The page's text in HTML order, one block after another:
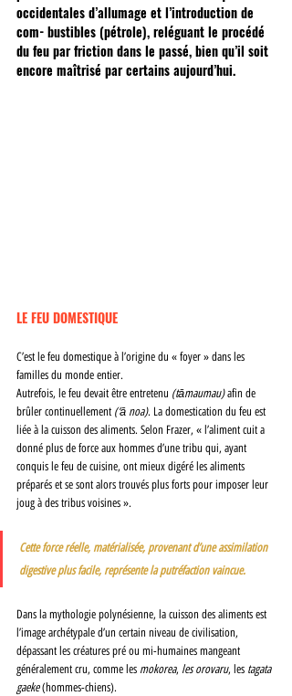
occidentales d’allumage et l’introduction de
com- bustibles (pétrole), reléguant le procédé
du feu par friction dans le passé, bien qu’il soit
encore maîtrisé par certains aujourd’hui.
LE FEU DOMESTIQUE
C’est le feu domestique à l’origine du « foyer » dans les
familles du monde entier.
Autrefois, le feu devait être entretenu (tāmaumau) afin de
brûler continuellement (‘ā noa). La domestication du feu est
liée à la cuisson des aliments. Selon Frazer, « l’aliment cuit a
donné plus de force aux hommes d’une tribu qui, ayant
conquis le feu de cuisine, ont mieux digéré les aliments
préparés et se sont alors trouvés plus forts pour imposer leur
joug à des tribus voisines ».
Cette force réelle, matérialisée, provenant d’une assimilation
digestive plus facile, représente la putréfaction vaincue.
Dans la mythologie polynésienne, la cuisson des aliments est
l’image archétypale d’un certain niveau de civilisation,
dépassant les créatures pré ou mi-humaines mangeant
généralement cru, comme les mokorea, les orovaru, les tagata
gaeke (hommes-chiens).